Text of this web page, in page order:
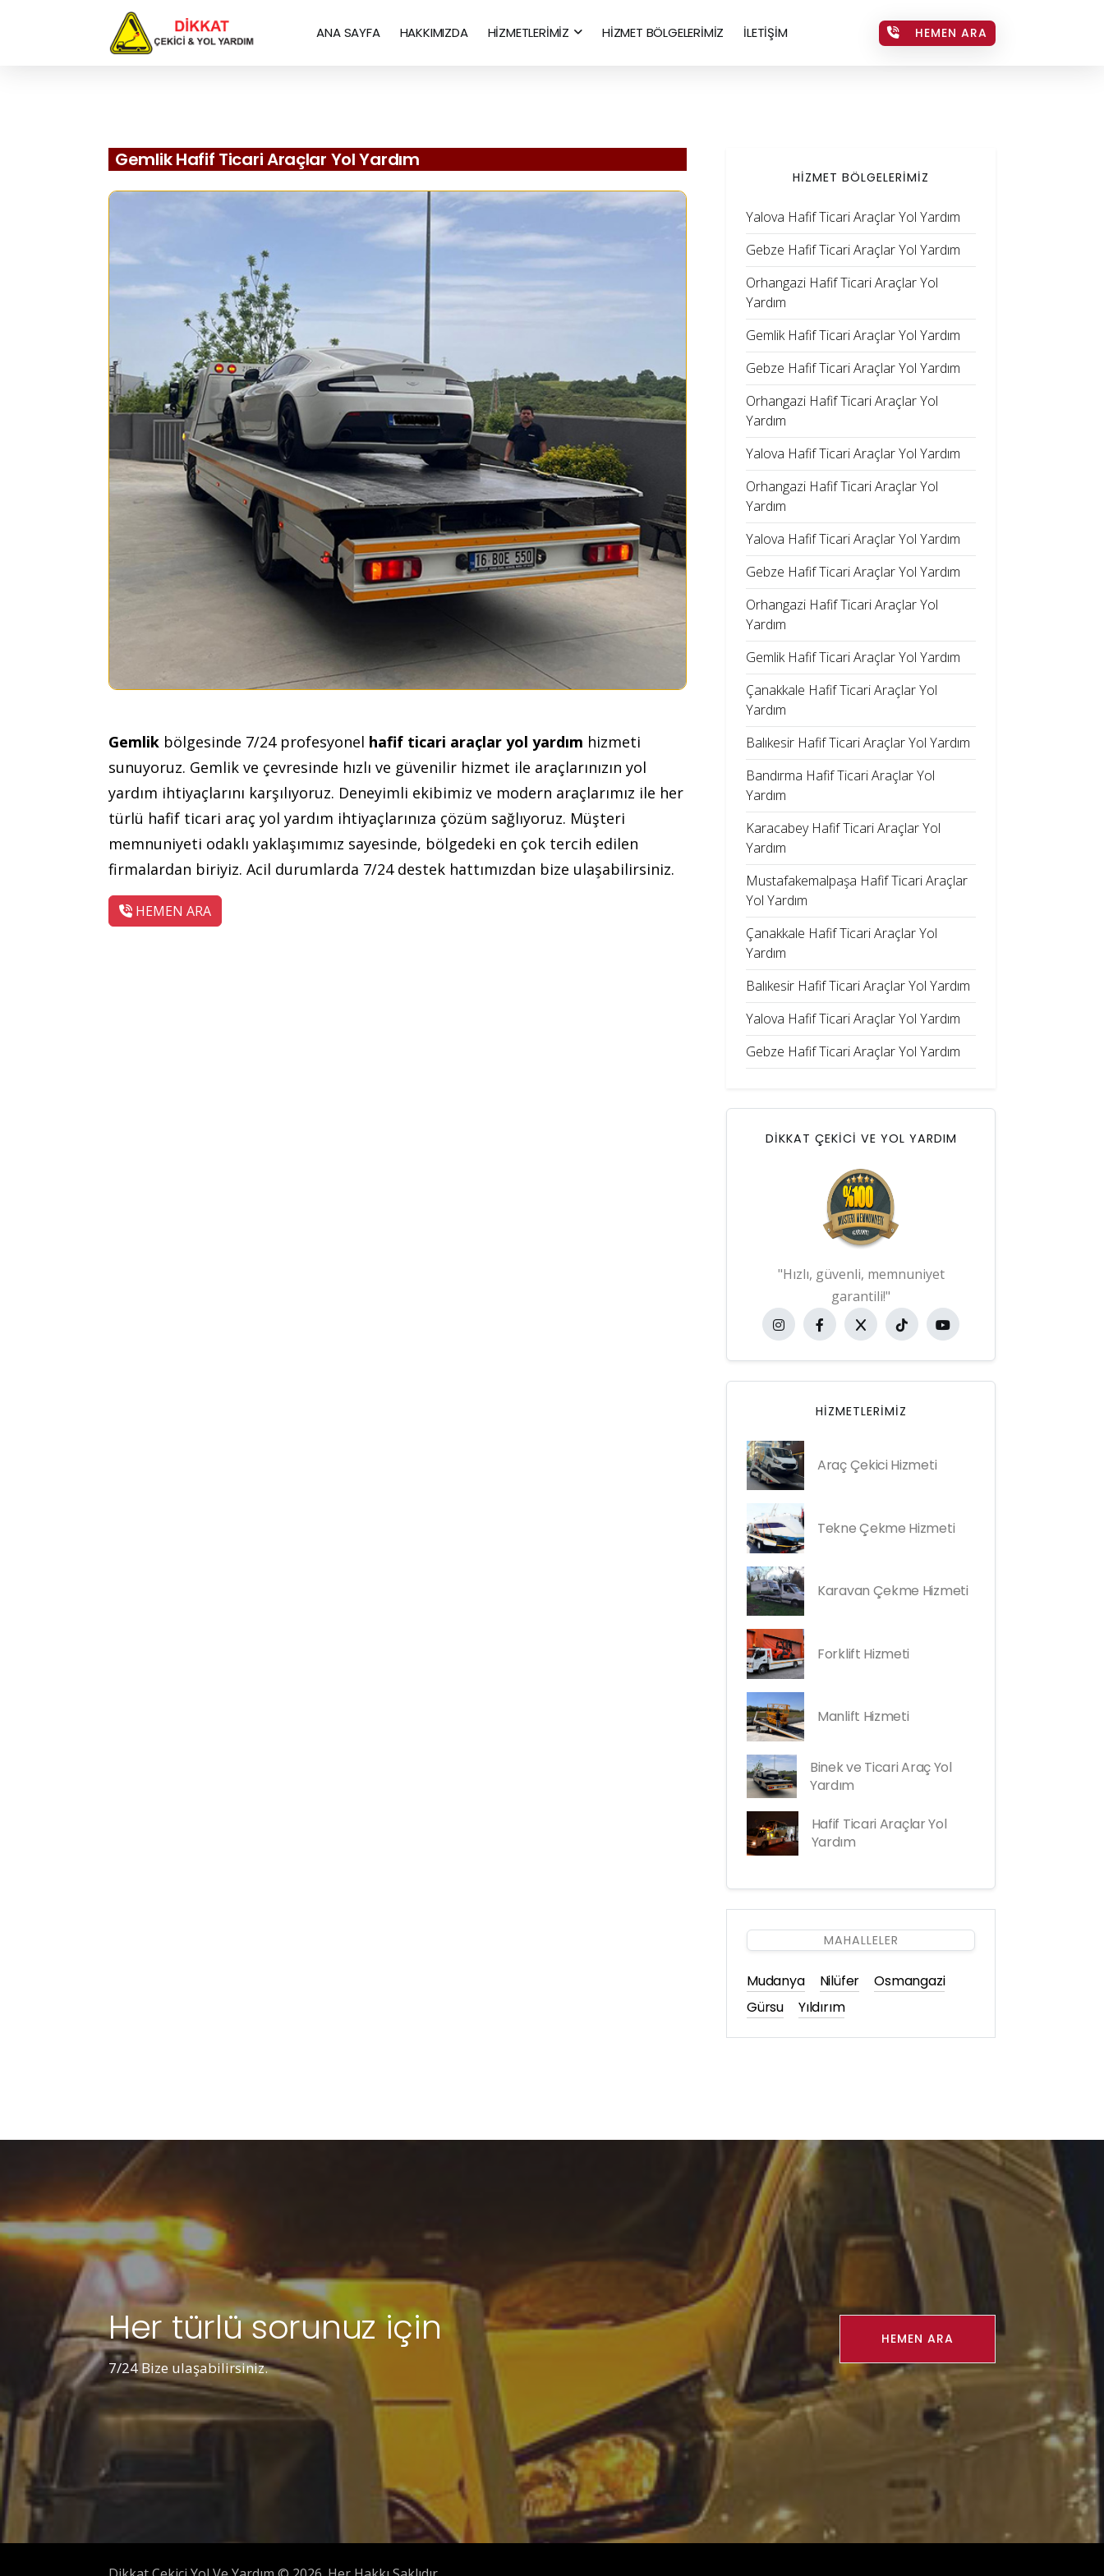
ANA SAYFA HAKKIMIZDA HİZMETLERİMİZ HİZMET BÖLGELERİMİZ İLETİŞİM HEMEN ARA
Gemlik Hafif Ticari Araçlar Yol Yardım
Gemlik bölgesinde 7/24 profesyonel hafif ticari araçlar yol yardım hizmeti
sunuyoruz. Gemlik ve çevresinde hızlı ve güvenilir hizmet ile araçlarınızın yol
yardım ihtiyaçlarını karşılıyoruz. Deneyimli ekibimiz ve modern araçlarımız ile her
türlü hafif ticari araç yol yardım ihtiyaçlarınıza çözüm sağlıyoruz. Müşteri
memnuniyeti odaklı yaklaşımımız sayesinde, bölgedeki en çok tercih edilen
firmalardan biriyiz. Acil durumlarda 7/24 destek hattımızdan bize ulaşabilirsiniz.
HEMEN ARA
HİZMET BÖLGELERİMİZ
Yalova Hafif Ticari Araçlar Yol Yardım
Gebze Hafif Ticari Araçlar Yol Yardım
Orhangazi Hafif Ticari Araçlar Yol
Yardım
Gemlik Hafif Ticari Araçlar Yol Yardım
Gebze Hafif Ticari Araçlar Yol Yardım
Orhangazi Hafif Ticari Araçlar Yol
Yardım
Yalova Hafif Ticari Araçlar Yol Yardım
Orhangazi Hafif Ticari Araçlar Yol
Yardım
Yalova Hafif Ticari Araçlar Yol Yardım
Gebze Hafif Ticari Araçlar Yol Yardım
Orhangazi Hafif Ticari Araçlar Yol
Yardım
Gemlik Hafif Ticari Araçlar Yol Yardım
Çanakkale Hafif Ticari Araçlar Yol
Yardım
Balıkesir Hafif Ticari Araçlar Yol Yardım
Bandırma Hafif Ticari Araçlar Yol
Yardım
Karacabey Hafif Ticari Araçlar Yol
Yardım
Mustafakemalpaşa Hafif Ticari Araçlar
Yol Yardım
Çanakkale Hafif Ticari Araçlar Yol
Yardım
Balıkesir Hafif Ticari Araçlar Yol Yardım
Yalova Hafif Ticari Araçlar Yol Yardım
Gebze Hafif Ticari Araçlar Yol Yardım
DİKKAT ÇEKİCİ VE YOL YARDIM
"Hızlı, güvenli, memnuniyet
garantili!"
HIZMETLERIMIZ
Araç Çekici Hizmeti
Tekne Çekme Hizmeti
Karavan Çekme Hizmeti
Forklift Hizmeti
Manlift Hizmeti
Binek ve Ticari Araç Yol
Yardım
Hafif Ticari Araçlar Yol
Yardım
MAHALLELER
Mudanya Nilüfer
Osmangazi
Gürsu
Yıldırım
Her türlü sorunuz için
7/24 Bize ulaşabilirsiniz.
HEMEN ARA